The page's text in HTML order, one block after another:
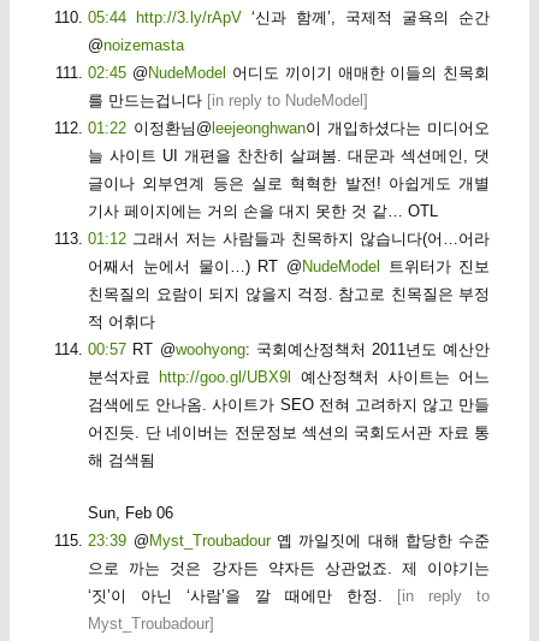
05:44
http://3.ly/rApV ‘신과 함께’, 국제적 굴욕의 순간
@noizemasta
02:45 @ NudeModel 어디도 끼이기 애매한 이들의 친목회
를 만드는겁니다 [in reply to NudeModel]
01:22 이정환님@ leejeonghwan이 개입하셨다는 미디어오
늘 사이트 UI 개편을 찬찬히 살펴봄. 대문과 섹션메인, 댓
글이나 외부연계 등은 실로 혁혁한 발전! 아쉽게도 개별
기사 페이지에는 거의 손을 대지 못한 것 같… OTL
01:12 그래서 저는 사람들과 친목하지 않습니다(어…어라
어째서 눈에서 물이…) RT @ NudeModel
트위터가 진보
친목질의 요람이 되지 않을지 걱정. 참고로 친목질은 부정
적 어휘다
00:57 RT @woohyong: 국회예산정책처 2011년도 예산안
분석자료
http://goo.gl/UBX9l
예산정책처 사이트는 어느
검색에도 안나옴. 사이트가 SEO 전혀 고려하지 않고 만들
어진듯. 단 네이버는 전문정보 섹션의 국회도서관 자료 통
해 검색됨
Sun, Feb 06
23:39 @ Myst_Troubadour옙 까일짓에 대해 합당한 수준
으로 까는 것은 강자든 약자든 상관없죠. 제 이야기는
‘짓’이 아닌 ‘사람’을 깔 때에만 한정.
[in reply to
Myst_Troubadour]